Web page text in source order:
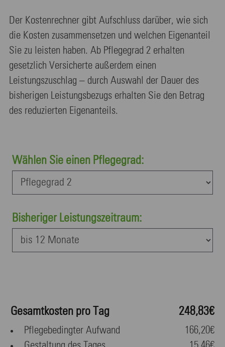
Der Kostenrechner gibt Aufschluss darüber, wie sich
die Kosten zusammensetzen und welchen Eigenanteil
Sie zu leisten haben. Ab Pflegegrad 2 erhalten
gesetzlich Versicherte außerdem einen
Leistungszuschlag – durch Auswahl der Dauer des
bisherigen Leistungsbezugs erhalten Sie den Betrag
des reduzierten Eigenanteils.
Wählen Sie einen Pflegegrad:
Bisheriger Leistungszeitraum:
Gesamtkosten pro Tag 248,83€
Pflegebedingter Aufwand
166,20€